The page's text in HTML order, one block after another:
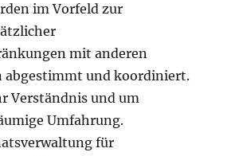
im Vorfeld zur
mit anderen
abgestimmt und koordiniert.
Verständnis und um
Umfahrung.
für